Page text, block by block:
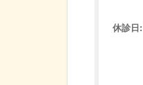
休診日: